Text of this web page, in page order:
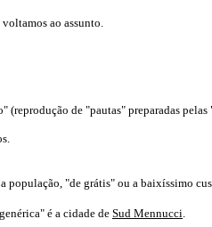
ao assunto.
de "pautas" preparadas
população, "de grátis" ou a baixíssimo
é a cidade de Sud Mennucci.